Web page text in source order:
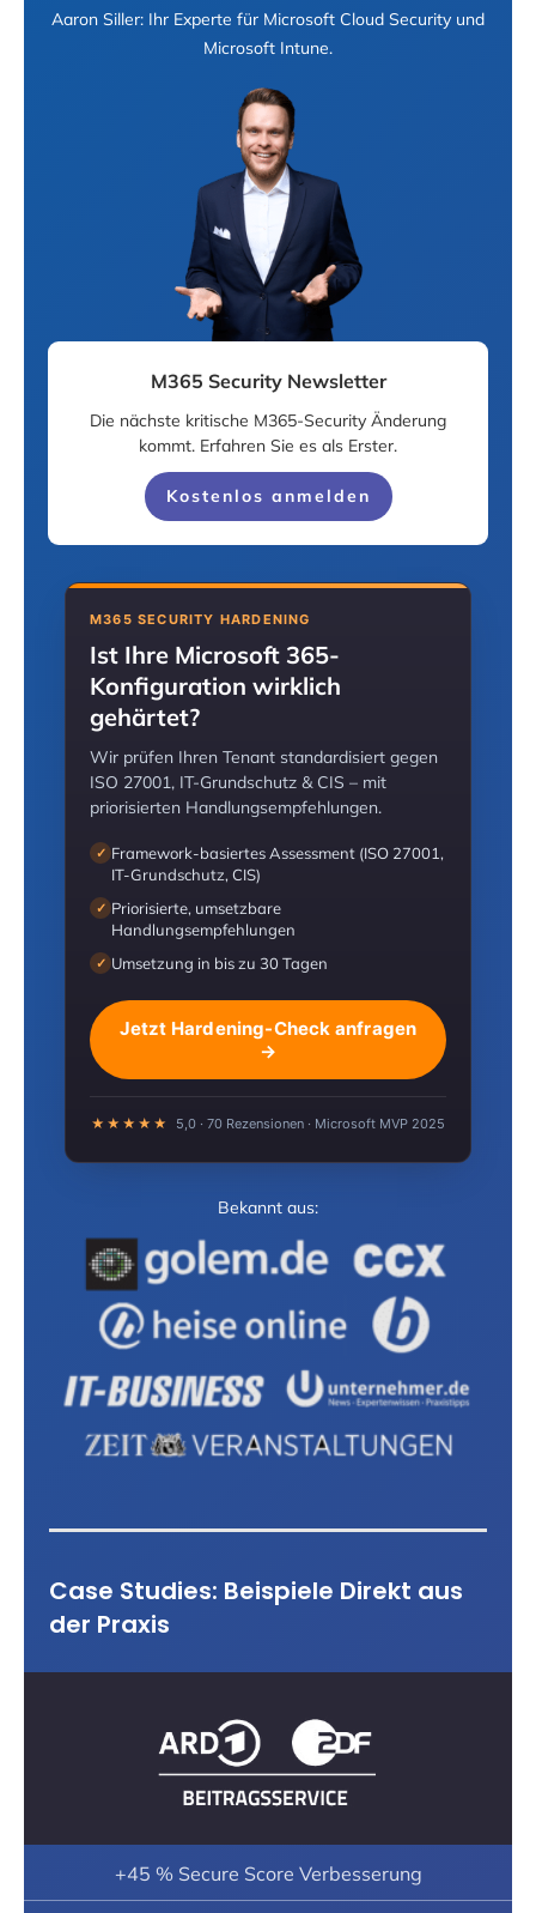
Aaron Siller: Ihr Experte für Microsoft Cloud Security und
Microsoft Intune.
M365 Security Newsletter
Die nächste kritische M365-Security Änderung
kommt. Erfahren Sie es als Erster.
Kostenlos anmelden
M365 SECURITY HARDENING
Ist Ihre Microsoft 365-
Konfiguration wirklich
gehärtet?
Wir prüfen Ihren Tenant standardisiert gegen
ISO 27001, IT-Grundschutz & CIS – mit
priorisierten Handlungsempfehlungen.
✓ Framework-basiertes Assessment (ISO 27001,
IT-Grundschutz, CIS)
✓ Priorisierte, umsetzbare
Handlungsempfehlungen
✓ Umsetzung in bis zu 30 Tagen
Jetzt Hardening-Check anfragen
→
★★★★★ 5,0 · 70 Rezensionen · Microsoft MVP 2025
Bekannt aus:
Case Studies: Beispiele Direkt aus
der Praxis
+45 % Secure Score Verbesserung